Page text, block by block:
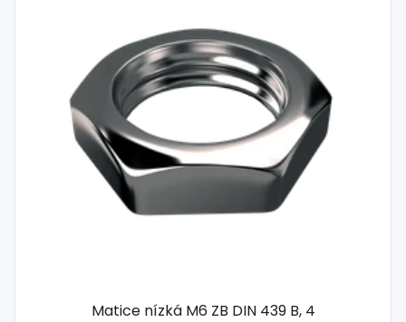
Matice nízká M6 ZB DIN 439 B, 4